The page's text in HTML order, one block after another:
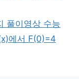
풀이영상 수능
에서 F(0)=4